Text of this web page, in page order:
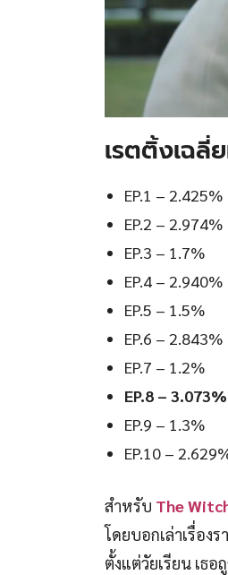
เรตติ้งเฉลี่
EP.1 – 2.425%
EP.2 – 2.974%
EP.3 – 1.7%
EP.4 – 2.940%
EP.5 – 1.5%
EP.6 – 2.843%
EP.7 – 1.2%
EP.8 – 3.073%
EP.9 – 1.3%
EP.10 –
สำหรับ The
โดยบอกเล่าเรื่อง
ตั้งแต่วัยเรียน เธอ